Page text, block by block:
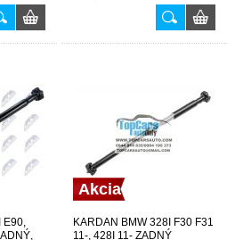
E90,
Akcia
KARDAN BMW 328I F30 F31
11-, 428I 11- ZADNÝ